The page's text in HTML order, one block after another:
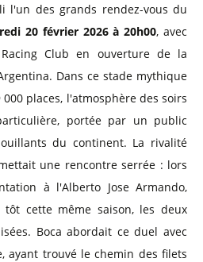
l'un des grands rendez-vous du
20 février 2026 à 20h00, avec
Club en ouverture de la
Dans ce stade mythique
places, l'atmosphère des soirs
portée par un public
du continent. La rivalité
une rencontre serrée : lors
à l'Alberto Jose Armando,
cette même saison, les deux
Boca abordait ce duel avec
ayant trouvé le chemin des filets